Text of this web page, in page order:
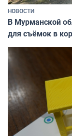
НОВОСТИ
В Мурманской
для съёмок в